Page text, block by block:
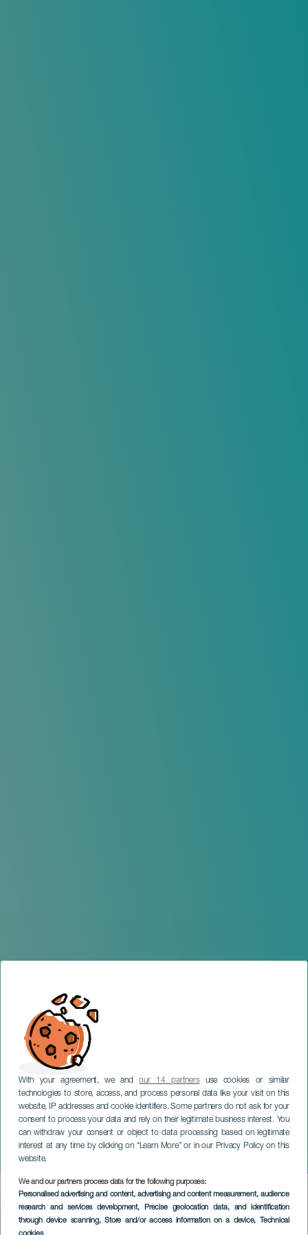
With your agreement, we andour 14 partnersuse cookies or similar
technologies to store, access, and process personal data like your visit on this
website, IP addresses and cookie identifiers. Some partners do not ask for your
consent to process your data and rely on their legitimate business interest. You
can withdraw your consent or object to data processing based on legitimate
interest at any time by clicking on “Learn More” or in our Privacy Policy on this
website.
We and our partners process data for the following purposes:
Personalised advertising and content, advertising and content measurement, audience
research and services development, Precise geolocation data, and identification
through device scanning, Store and/or access information on a device, Technical
Mambisa
TENERIFE
Imagen
Listado